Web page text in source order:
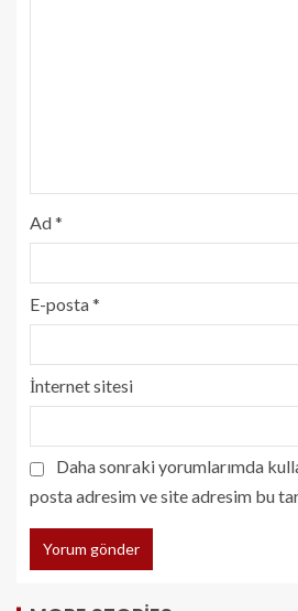
Ad*
E-posta*
İnternet sitesi
Daha sonraki yorumlarımda
posta adresim ve site adresim bu